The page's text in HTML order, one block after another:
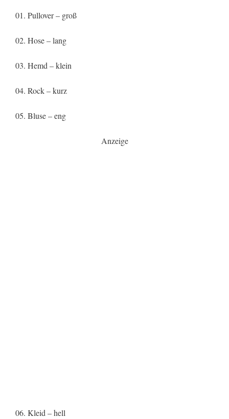
01. Pullover – groß
02. Hose – lang
03. Hemd – klein
04. Rock – kurz
05. Bluse – eng
Anzeige
06. Kleid – hell